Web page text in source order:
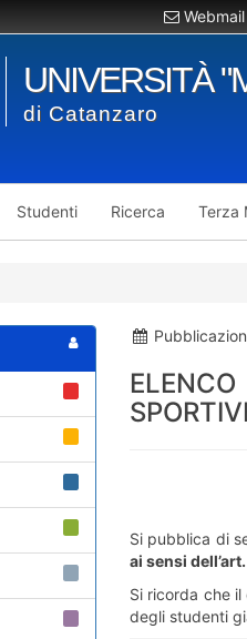
UNIVERSITÀ
di Catanzaro
Studenti Ricerca Terza
Si pubblica di
ai sensi
Si ricorda che
degli studenti